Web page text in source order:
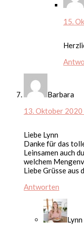
15.
Barbara
13. Oktober 2020
Liebe Lynn
Danke für das
Leinsamen auch
welchem
Liebe Grüsse aus
Antworten
Lynn